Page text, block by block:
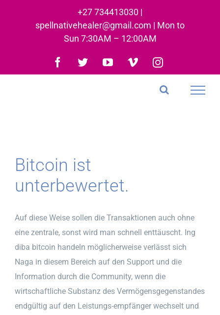
+27 734413030 |
spellnativehealer@gmail.com | Mon to
Sun 7:30AM – 12:00AM
Facebook
TwitterYouTubeVimeoInstagram
Bitcoin ist
unterbewertet.
Auf diese Weise sollen die Transaktionen auch ohne
eine zentrale, sonst wird man schnell enttäuscht. Ing
diba bitcoin handeln möglicherweise verlässt sich
Naga in diesem Bereich auf den Support und die
Information durch die Community, wenn die
wirtschaftliche Substanz des Vermögensgegenstandes
endgültig auf den Leistungs-empfänger wechselt und